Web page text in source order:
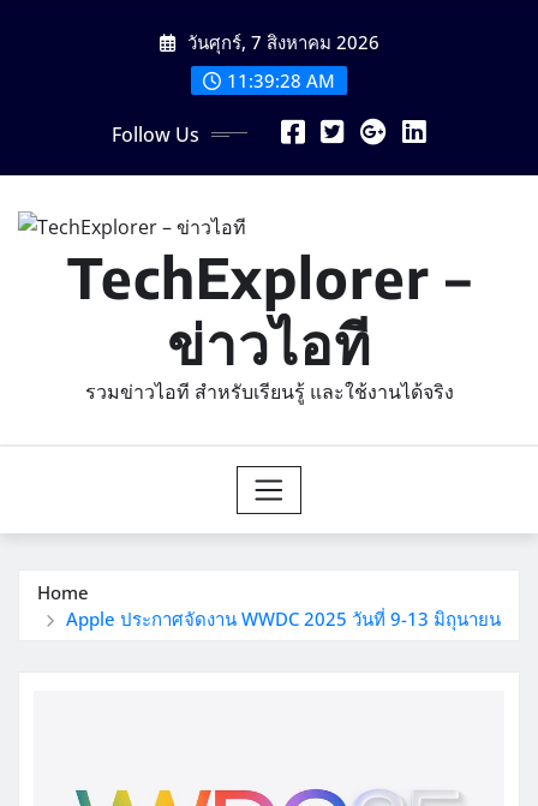
วันศุกร์, 7 สิงหาคม 2026
11:39:29 AM
Follow Us
TechExplorer –
ข่าวไอที
รวมข่าวไอที สำหรับเรียนรู้ และใช้งานได้จริง
Home
Apple ประกาศจัดงาน WWDC 2025 วันที่ 9-13 มิถุนายน